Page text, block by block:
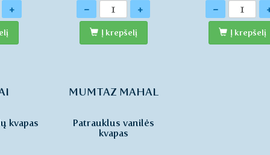
+ Kiekis
- +
Į krepšelį
Kiekis
-
Į krepšelį
kvapas
MUMTAZ MAHAL
Patrauklus vanilės
kvapas